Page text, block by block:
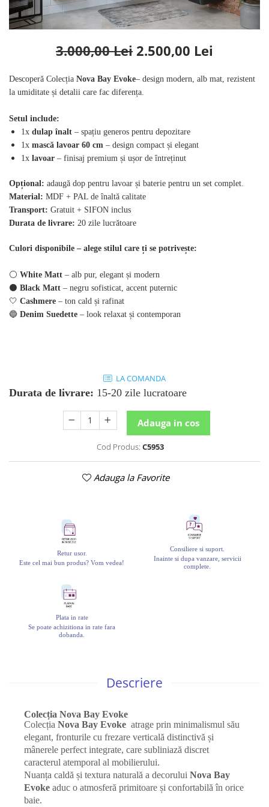
Oferte speciale
Sezlong living
3.000,00 Lei 2.500,00 Lei
Descoperă Colecția Nova Bay Evoke– design modern, alb mat, rezistent
la umiditate și detalii care fac diferența.
Setul include:
1x dulap înalt – spațiu generos pentru depozitare
1x mască lavoar 60 cm – design compact și elegant
1x lavoar – finisaj premium și ușor de întreținut
Opțional: adaugă dop pentru lavoar și baterie pentru un set complet.
Material: MDF + PAL de înaltă calitate
Transport: Gratuit + SIFON inclus
Durata de livrare: 20 zile lucrătoare
Culori disponibile – alege stilul care ți se potrivește:
⚪ White Matt – alb pur, elegant și modern
⚫ Black Matt – negru sofisticat, accent puternic
🤍 Cashmere – ton cald și rafinat
🔵 Denim Suedette – look relaxat și contemporan
LA COMANDA
Durata de livrare: 15-20 zile lucratoare
Adauga in cos
Cod Produs: C5953
Adauga la Favorite
Retur usor.
Este cel mai bun produs? Vom vedea!
Consiliere si suport.
Inainte si dupa vanzare, servicii
complete.
Plata in rate
Se poate achizitiona in rate fara
dobanda.
Descriere
Colecția Nova Bay Evoke
Colecția Nova Bay Evoke atrage prin minimalismul său
elegant, fronturile cu frezare verticală distinctivă și
mânerele perfect integrate, care subliniază discret
caracterul atemporal al mobilierului.
Nuanța caldă și textura naturală a decorului Nova Bay
Evoke aduc o atmosferă primitoare și confortabilă în orice
baie.